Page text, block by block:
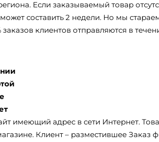
Если заказываемый товар
составить 2 недели. Но мы
клиентов отправляются в
имеющий адрес в сети Интернет.
Клиент – разместившее Заказ